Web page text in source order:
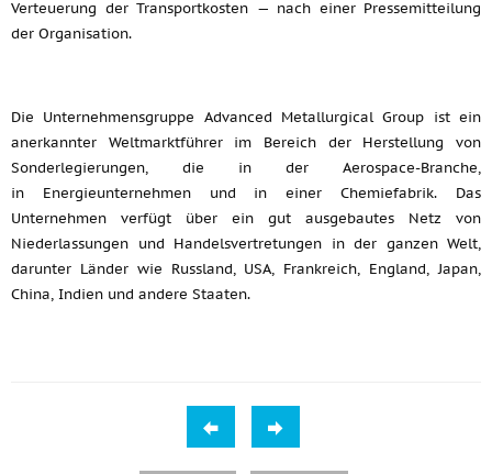
Verteuerung der Transportkosten — nach einer Pressemitteilung
der Organisation.
Die Unternehmensgruppe Advanced Metallurgical Group ist ein
anerkannter Weltmarktführer im Bereich der Herstellung von
Sonderlegierungen, die in der Aerospace-Branche,
in Energieunternehmen und in einer Chemiefabrik. Das
Unternehmen verfügt über ein gut ausgebautes Netz von
Niederlassungen und Handelsvertretungen in der ganzen Welt,
darunter Länder wie Russland, USA, Frankreich, England, Japan,
China, Indien und andere Staaten.